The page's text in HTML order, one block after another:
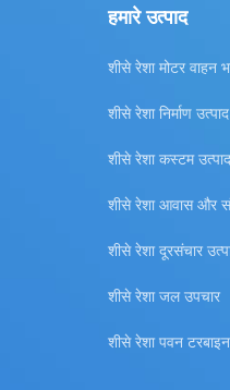
हमारे उत्पाद
शीसे रेशा मोटर वाहन
शीसे रेशा निर्माण उत्पाद
शीसे रेशा कस्टम उत्पाद
शीसे रेशा आवास और
शीसे रेशा दूरसंचार
शीसे रेशा जल उपचार
शीसे रेशा पवन